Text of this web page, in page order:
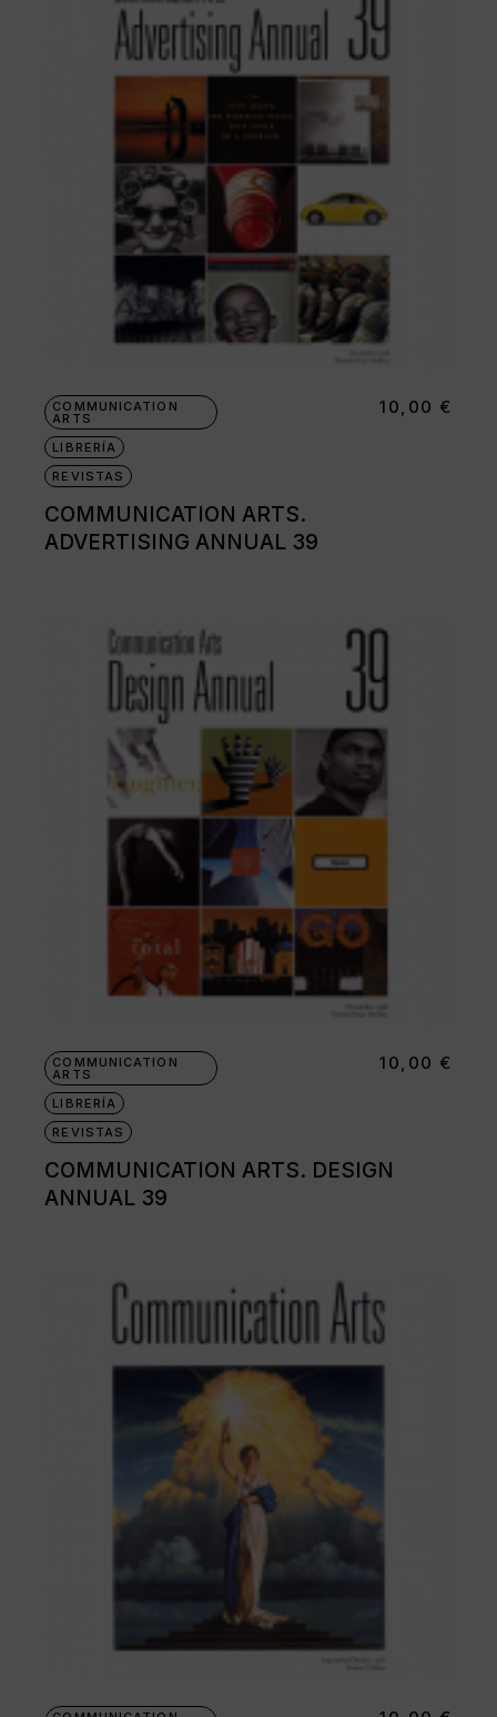
COMMUNICATION
ARTS
LIBRERÍA
REVISTAS
COMMUNICATION ARTS.
ADVERTISING ANNUAL 39
10,00 €
COMMUNICATION
ARTS
LIBRERÍA
REVISTAS
COMMUNICATION ARTS. DESIGN
ANNUAL 39
10,00 €